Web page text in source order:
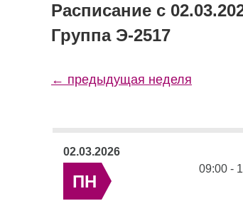
Расписание с
Группа Э-2517
← предыдущая неделя
02.03.2026
ПН
09:00 -